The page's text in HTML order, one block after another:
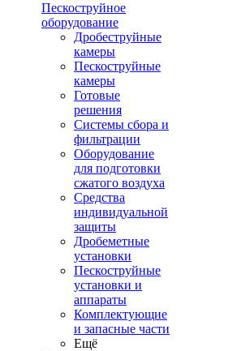
Пескоструйное
оборудование
Дробеструйные
камеры
Пескоструйные
камеры
Готовые
решения
Системы сбора и
фильтрации
Оборудование
для подготовки
сжатого воздуха
Средства
индивидуальной
защиты
Дробеметные
установки
Пескоструйные
установки и
аппараты
Комплектующие
и запасные части
Ещё